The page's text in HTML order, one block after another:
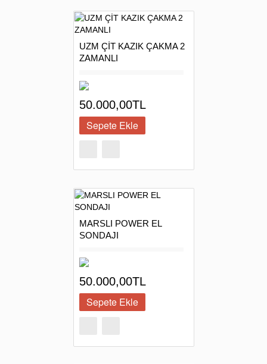
UZM ÇİT KAZIK ÇAKMA 2
ZAMANLI
50.000,00TL
MARSLI POWER EL
SONDAJI
50.000,00TL